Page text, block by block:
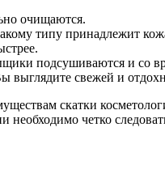
очищаются.
типу принадлежит
подсушиваются и со
выглядите свежей и
скатки
необходимо четко